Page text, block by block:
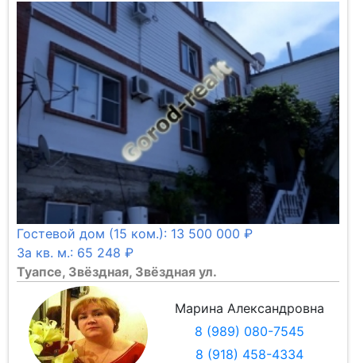
Гостевой дом (15 ком.): 13 500 000 ₽
За кв. м.: 65 248 ₽
Туапсе, Звёздная, Звёздная ул.
Марина Александровна
8 (989) 080-7545
8 (918) 458-4334